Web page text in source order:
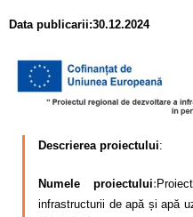
Contact
Data publicarii:30.12.2024
Descrierea proiectului:
Numele proiectului:
infrastructurii de apă și apă